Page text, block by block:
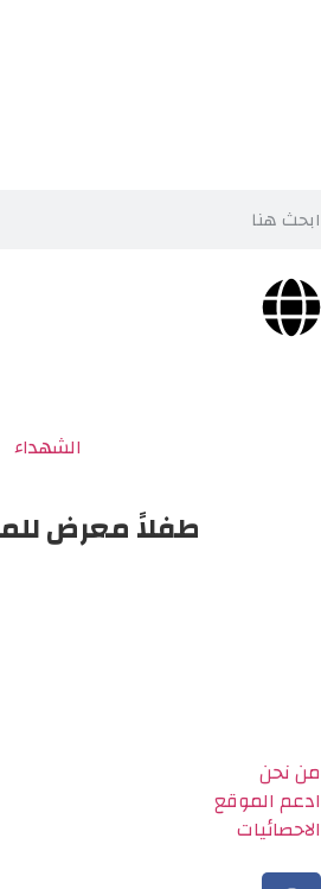
الشهداء
طفلاً معرض
من نحن
ادعم الموقع
الاحصائيات